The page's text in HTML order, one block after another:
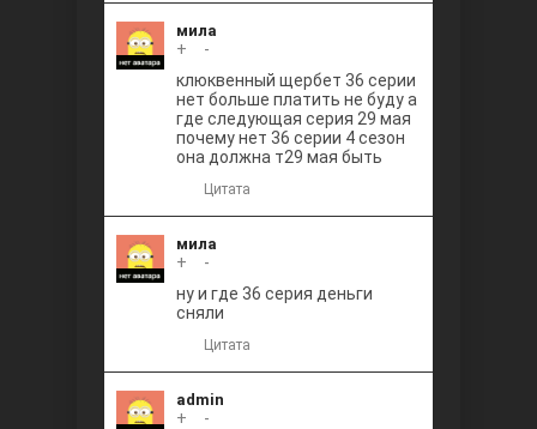
мила
+
-
клюквенный щербет 36 серии
нет больше платить не буду а
где следующая серия 29 мая
почему нет 36 серии 4 сезон
она должна т29 мая быть
Цитата
мила
+
-
ну и где 36 серия деньги
сняли
Цитата
admin
+
-